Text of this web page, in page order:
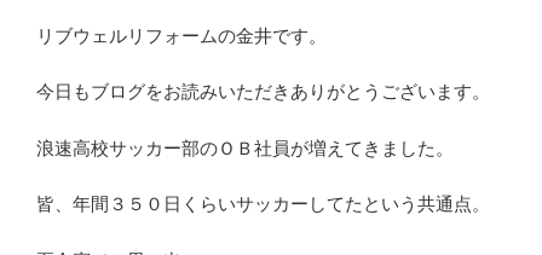
リブウェルリフォームの金井です。
今日もブログをお読みいただきありがとうございます。
浪速高校サッカー部のＯＢ社員が増えてきました。
皆、年間３５０日くらいサッカーしてたという共通点。